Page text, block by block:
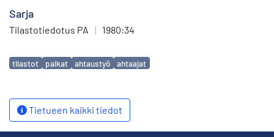
Sarja
Tilastotiedotus PA | 1980:34
Avainsanat
tilastot palkat ahtaustyö ahtaajat
Tietueen kaikki tiedot